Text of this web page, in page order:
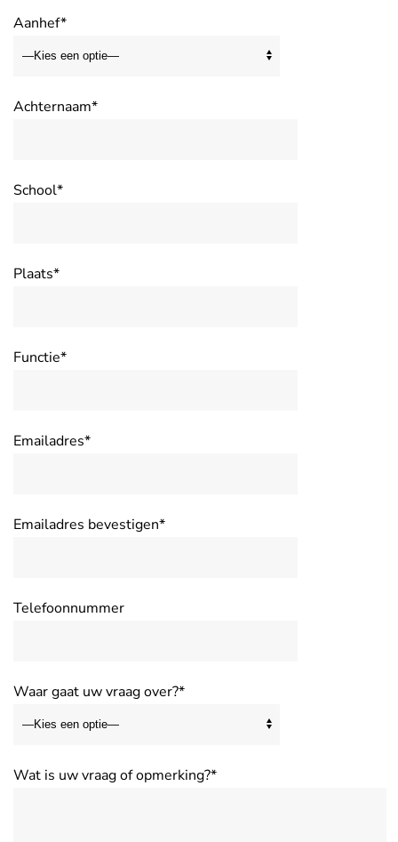
Aanhef*
Achternaam*
School*
Plaats*
Functie*
Emailadres*
Emailadres bevestigen*
Telefoonnummer
Waar gaat uw vraag over?*
Wat is uw vraag of opmerking?*